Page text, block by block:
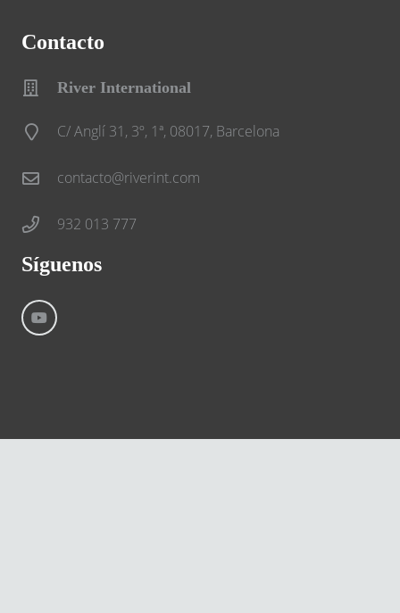
Contacto
River International
C/ Anglí 31, 3º, 1ª, 08017, Barcelona
contacto@riverint.com
932 013 777
Síguenos